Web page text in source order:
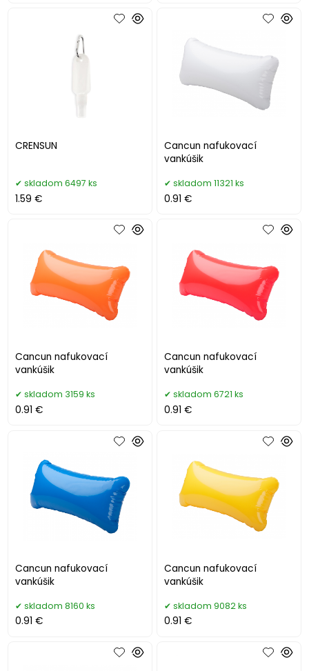
CRENSUN
skladom 6497 ks
1.59 €
Cancun nafukovací
vankúšik
skladom 11321 ks
0.91 €
Cancun nafukovací
vankúšik
skladom 3159 ks
0.91 €
Cancun nafukovací
vankúšik
skladom 6721 ks
0.91 €
Cancun nafukovací
vankúšik
skladom 8160 ks
0.91 €
Cancun nafukovací
vankúšik
skladom 9082 ks
0.91 €